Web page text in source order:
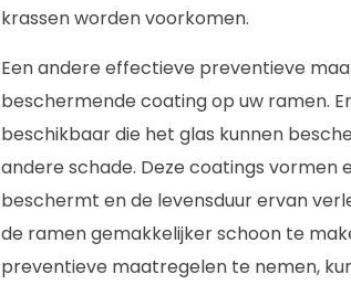
krassen worden voorkomen.
Een andere effectieve preventieve
beschermende coating op uw ramen.
beschikbaar die het glas kunnen
andere schade. Deze coatings
beschermt en de levensduur ervan
de ramen gemakkelijker schoon te
preventieve maatregelen te nemen,